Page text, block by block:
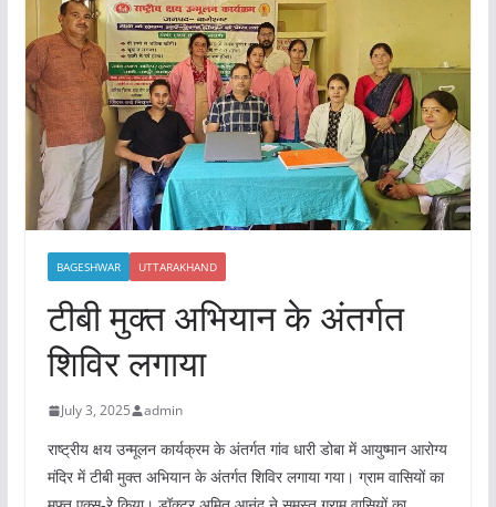
BAGESHWAR UTTARAKHAND
टीबी मुक्त अभियान के अंतर्गत
शिविर लगाया
July 3, 2025 admin
राष्ट्रीय क्षय उन्मूलन कार्यक्रम के अंतर्गत गांव धारी डोबा में आयुष्मान आरोग्य
मंदिर में टीबी मुक्त अभियान के अंतर्गत शिविर लगाया गया। ग्राम वासियों का